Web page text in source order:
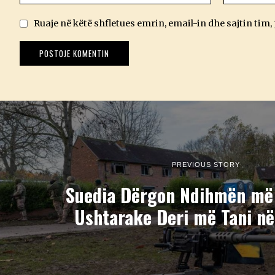
Ruaje në këtë shfletues emrin, email-in dhe sajtin
PREVIOUS STORY
Suedia Dërgon Ndihmën
Ushtarake Deri më Tani